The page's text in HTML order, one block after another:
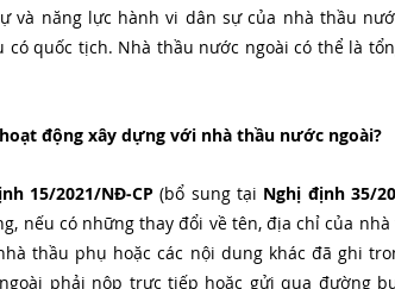
và năng lực hành vi dân sự của nhà thầu
quốc tịch. Nhà thầu nước ngoài có thể là
động xây dựng với nhà thầu nước ngoài?
15/2021/NĐ-CP (bổ sung tại Nghị định 35/
nếu có những thay đổi về tên, địa chỉ của
thầu phụ hoặc các nội dung khác đã ghi
phải nộp trực tiếp hoặc gửi qua đường